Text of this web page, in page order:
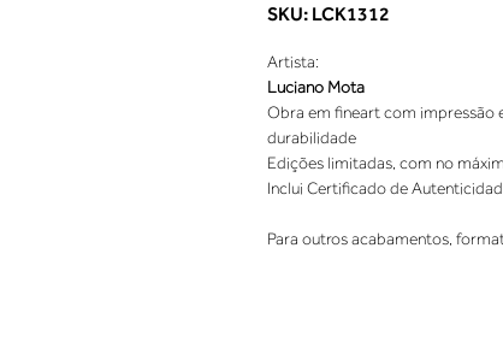
SKU: LCK1312
Artista:
Luciano Mota
Obra em fineart com impressão
durabilidade
Edições limitadas, com no
Inclui Certificado de
Para outros acabamentos,